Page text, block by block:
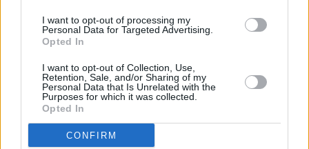
I want to opt-out of processing my
Personal Data for Targeted Advertising.
Opted In
I want to opt-out of Collection, Use,
Retention, Sale, and/or Sharing of my
Personal Data that Is Unrelated with the
Purposes for which it was collected.
Opted In
CONFIRM
vysílacím týdnu
naladění na Skylinku
Parabola.cz- web o satelitní, terestrické a kabelové televizi, ©
O webu parabola.cz•O souborech cookies•Inzerce
Kontakt
Dovolená u moře •Bazény